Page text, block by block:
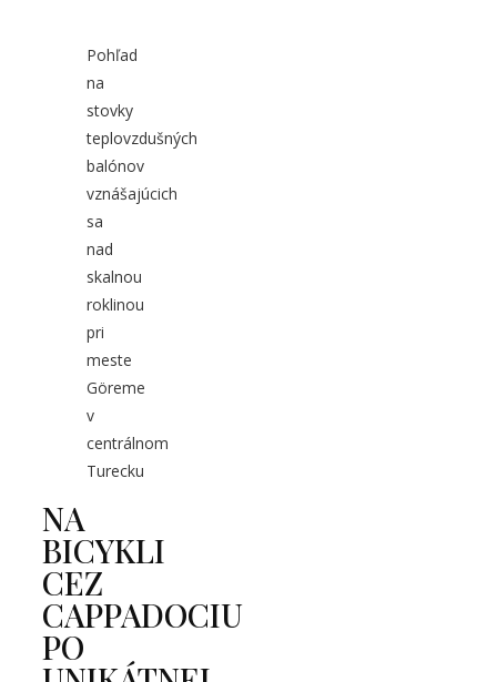
Pohľad
na
stovky
teplovzdušných
balónov
vznášajúcich
sa
nad
skalnou
roklinou
pri
meste
Göreme
v
centrálnom
Turecku
NA
BICYKLI
CEZ
CAPPADOCIU
PO